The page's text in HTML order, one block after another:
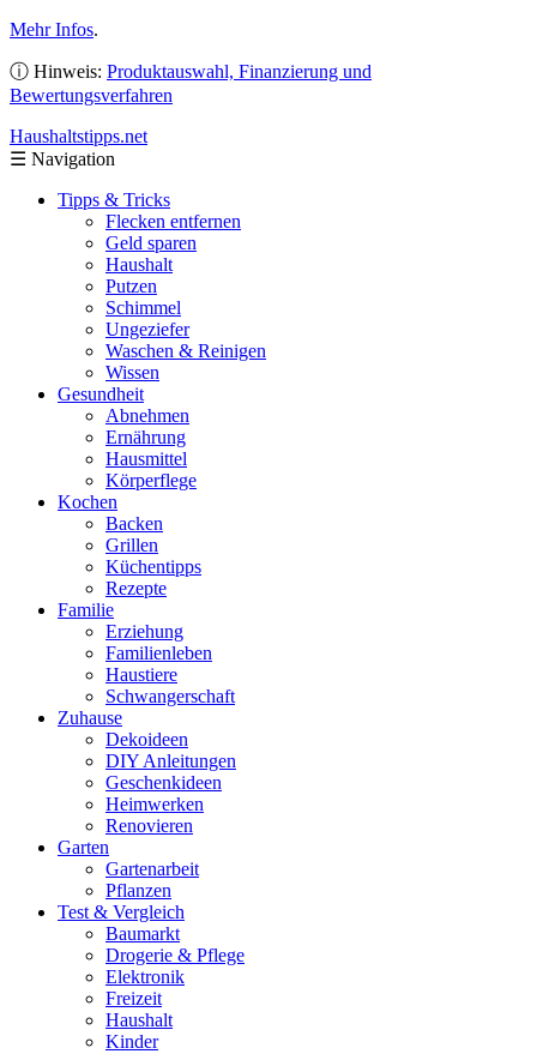
Mehr Infos.
ⓘ Hinweis: Produktauswahl, Finanzierung und
Bewertungsverfahren
Haushaltstipps.net
☰ Navigation
Tipps & Tricks
Flecken entfernen
Geld sparen
Haushalt
Putzen
Schimmel
Ungeziefer
Waschen & Reinigen
Wissen
Gesundheit
Abnehmen
Ernährung
Hausmittel
Körperflege
Kochen
Backen
Grillen
Küchentipps
Rezepte
Familie
Erziehung
Familienleben
Haustiere
Schwangerschaft
Zuhause
Dekoideen
DIY Anleitungen
Geschenkideen
Heimwerken
Renovieren
Garten
Gartenarbeit
Pflanzen
Test & Vergleich
Baumarkt
Drogerie & Pflege
Elektronik
Freizeit
Haushalt
Kinder